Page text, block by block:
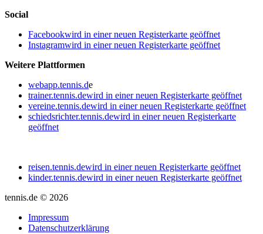
Social
Facebookwird in einer neuen Registerkarte geöffnet
Instagramwird in einer neuen Registerkarte geöffnet
Weitere Plattformen
webapp.tennis.de
trainer.tennis.dewird in einer neuen Registerkarte geöffnet
vereine.tennis.dewird in einer neuen Registerkarte geöffnet
schiedsrichter.tennis.dewird in einer neuen Registerkarte
geöffnet
reisen.tennis.dewird in einer neuen Registerkarte geöffnet
kinder.tennis.dewird in einer neuen Registerkarte geöffnet
tennis.de © 2026
Impressum
Datenschutzerklärung